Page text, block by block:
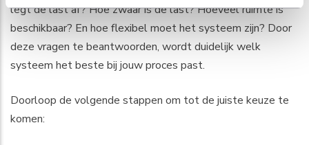
legt de last af? Hoe zwaar is de last? Hoeveel ruimte is
beschikbaar? En hoe flexibel moet het systeem zijn? Door
deze vragen te beantwoorden, wordt duidelijk welk
systeem het beste bij jouw proces past.
Doorloop de volgende stappen om tot de juiste keuze te
komen: